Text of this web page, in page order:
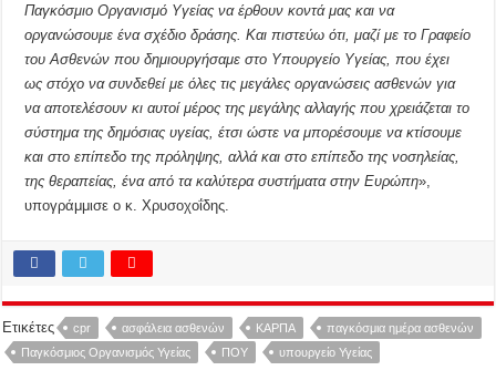
Παγκόσμιο Οργανισμό Υγείας να έρθουν κοντά μας και να
οργανώσουμε ένα σχέδιο δράσης. Και πιστεύω ότι, μαζί με το Γραφείο
του Ασθενών που δημιουργήσαμε στο Υπουργείο Υγείας, που έχει
ως στόχο να συνδεθεί με όλες τις μεγάλες οργανώσεις ασθενών για
να αποτελέσουν κι αυτοί μέρος της μεγάλης αλλαγής που χρειάζεται το
σύστημα της δημόσιας υγείας, έτσι ώστε να μπορέσουμε να κτίσουμε
και στο επίπεδο της πρόληψης, αλλά και στο επίπεδο της νοσηλείας,
της θεραπείας, ένα από τα καλύτερα συστήματα στην Ευρώπη»,
υπογράμμισε ο κ. Χρυσοχοΐδης.
Ετικέτες cpr ασφάλεια ασθενών ΚΑΡΠΑ
παγκόσμια ημέρα ασθενών
Παγκόσμιος Οργανισμός Υγείας
ΠΟΥ υπουργείο Υγείας